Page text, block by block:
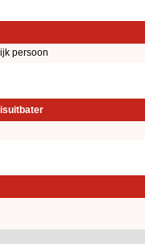
persoon